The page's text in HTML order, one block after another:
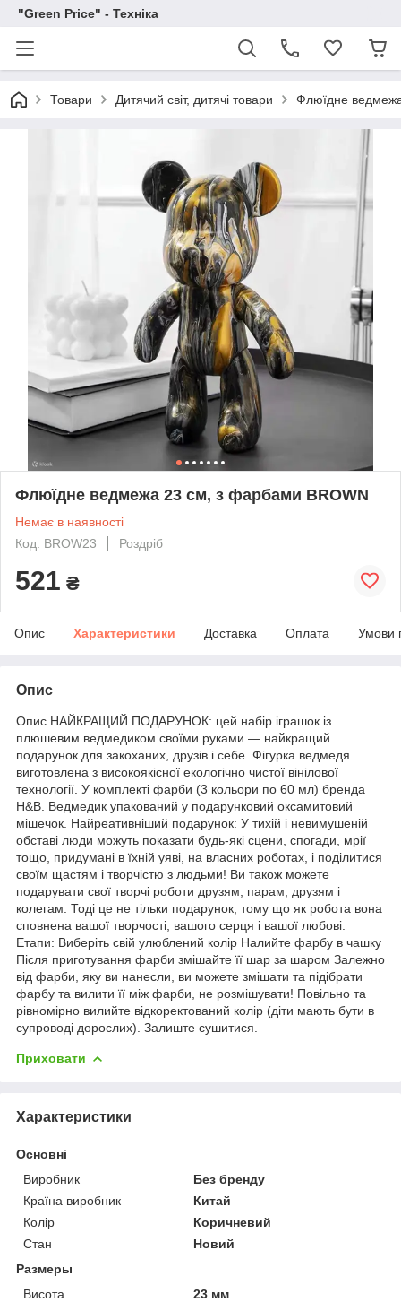
"Green Price" - Техніка
Товари Дитячий світ, дитячі товари Флюїдне
Флюїдне ведмежа 23 см, з фарбами BROWN
Немає в наявності
Код: BROW23
Роздріб
521 ₴
Опис Характеристики Доставка Оплата Умови
Опис
Опис НАЙКРАЩИЙ ПОДАРУНОК: цей набір іграшок із
плюшевим ведмедиком своїми руками — найкращий
подарунок для закоханих, друзів і себе. Фігурка ведмедя
виготовлена з високоякісної екологічно чистої вінілової
технології. У комплекті фарби (3 кольори по 60 мл) бренда
H&B. Ведмедик упакований у подарунковий оксамитовий
мішечок. Найреативніший подарунок: У тихій і невимушеній
обставі люди можуть показати будь-які сцени, спогади, мрії
тощо, придумані в їхній уяві, на власних роботах, і поділитися
своїм щастям і творчістю з людьми! Ви також можете
подарувати свої творчі роботи друзям, парам, друзям і
колегам. Тоді це не тільки подарунок, тому що як робота вона
сповнена вашої творчості, вашого серця і вашої любові.
Етапи: Виберіть свій улюблений колір Налийте фарбу в чашку
Після приготування фарби змішайте її шар за шаром Залежно
від фарби, яку ви нанесли, ви можете змішати та підібрати
фарбу та вилити її між фарби, не розмішувати! Повільно та
рівномірно вилийте відкоректований колір (діти мають бути в
супроводі дорослих). Залиште сушитися.
Приховати
Характеристики
Основні
Виробник
Без бренду
Країна виробник
Китай
Колір
Коричневий
Стан
Новий
Размеры
Висота
23 мм